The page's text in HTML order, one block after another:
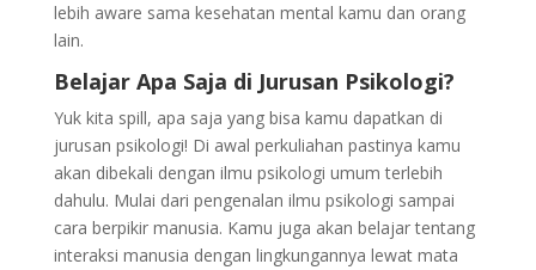
lebih aware sama kesehatan mental kamu dan orang
lain.
Belajar Apa Saja di Jurusan Psikologi?
Yuk kita spill, apa saja yang bisa kamu dapatkan di
jurusan psikologi! Di awal perkuliahan pastinya kamu
akan dibekali dengan ilmu psikologi umum terlebih
dahulu. Mulai dari pengenalan ilmu psikologi sampai
cara berpikir manusia. Kamu juga akan belajar tentang
interaksi manusia dengan lingkungannya lewat mata